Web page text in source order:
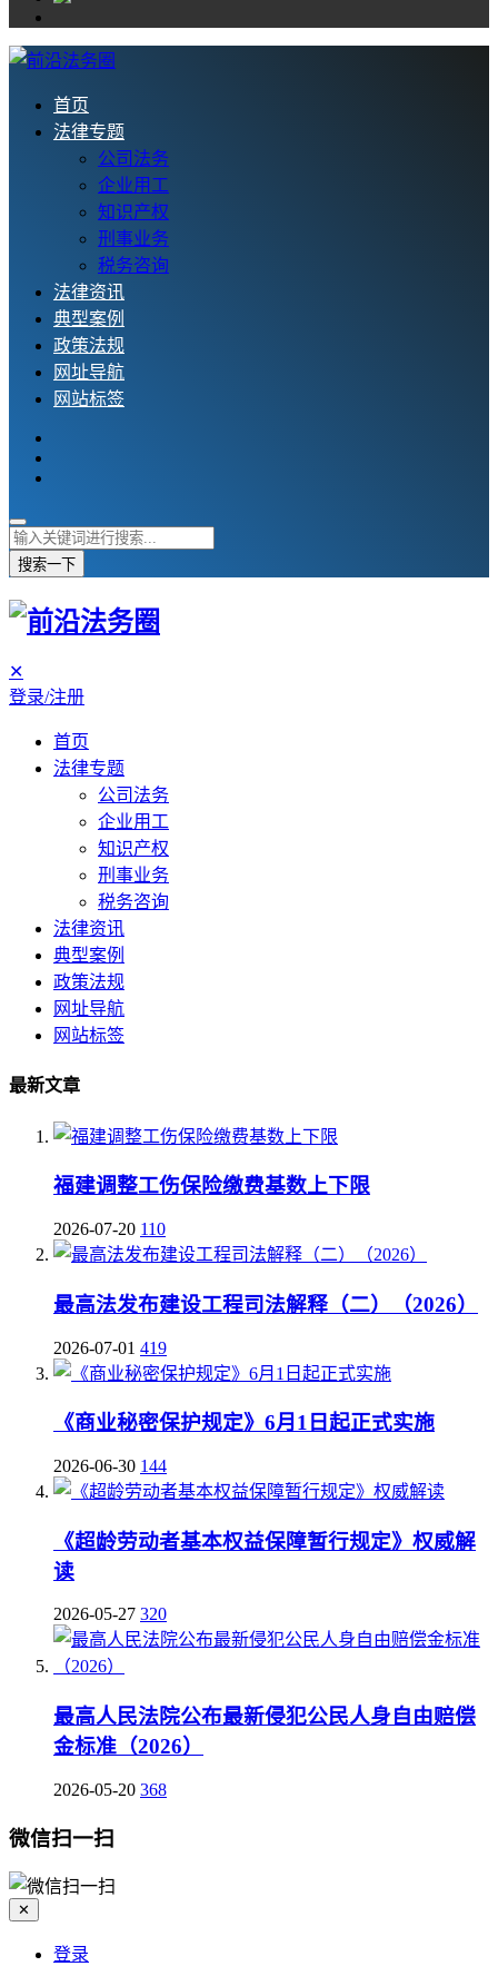
首页
法律专题
公司法务
企业用工
知识产权
刑事业务
税务咨询
法律资讯
典型案例
政策法规
网址导航
网站标签
搜索一下
✕
登录/注册
首页
法律专题
公司法务
企业用工
知识产权
刑事业务
税务咨询
法律资讯
典型案例
政策法规
网址导航
网站标签
最新文章
福建调整工伤保险缴费基数上下限
2026-07-20 110
最高法发布建设工程司法解释（二）（2026）
2026-07-01 419
《商业秘密保护规定》6月1日起正式实施
2026-06-30 144
《超龄劳动者基本权益保障暂行规定》权威解
读
2026-05-27 320
最高人民法院公布最新侵犯公民人身自由赔偿
金标准（2026）
2026-05-20 368
微信扫一扫
✕
登录